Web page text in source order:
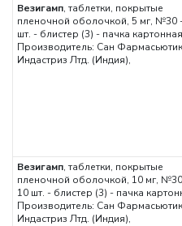
Везигамп, таблетки, покрытые
пленочной оболочкой, 5 мг, №30
шт. - блистер (3) - пачка картонная
Производитель: Сан
Индастриз Лтд. (Индия),
Везигамп, таблетки, покрытые
пленочной оболочкой, 10 мг,
10 шт. - блистер (3) - пачка
Производитель: Сан
Индастриз Лтд. (Индия),